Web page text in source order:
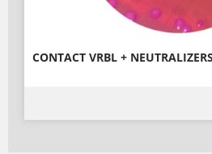
CONTACT VRBL + NEUTRALIZERS